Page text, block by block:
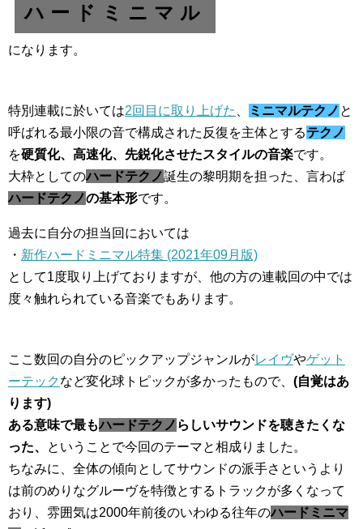
ハードミニマル
になります。
特別連載に於いては2回目に取り上げた ミニマルテクノ と
呼ばれる最小限の音で構成された反復を主体とするテクノ
を硬質化、高速化、先鋭化させたスタイルの音楽です。
大枠としてのハードテクノ誕生の黎明期を担った、言わば
ハードテクノの基本形です。
過去に自分の担当回においては
・ 新作ハードミニマル特集 (2021年09月版)
として1度取り上げておりますが、他の方の連載回の中では
度々触れられている音楽でもあります。
ここ数回の自分のピックアップジャンルがレイヴやゲット
ーテック など変化球トピックが多かったもので、 (自覚はあ
ります)
ある意味で最もハードテクノ らしいサウンドを聴きたくな
った、
ということで今回のテーマと相成りました。
ちなみに、全体の傾向としてサウンドの派手さというより
は前のめりなグルーヴを特徴とするトラックが多くなって
おり、雰囲気は2000年前後のいわゆる往年のハードミニマ